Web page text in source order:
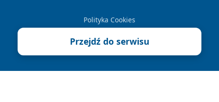
Polityka Cookies
Przejdź do serwisu